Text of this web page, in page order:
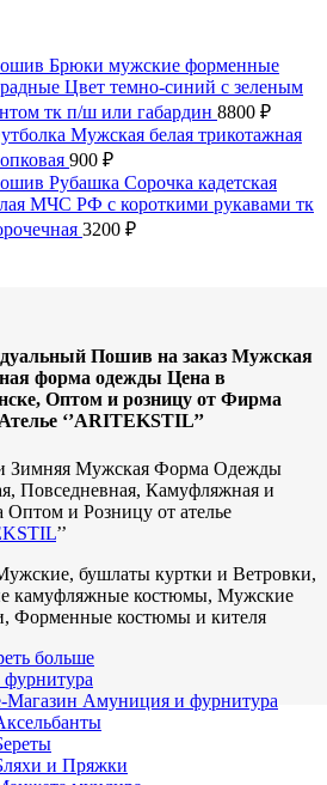
Брюки мужские форменные
Цвет темно-синий с зеленым
тк п/ш или габардин 8800 ₽
Мужская белая трикотажная
900 ₽
Рубашка Сорочка кадетская
МЧС РФ с короткими рукавами тк
3200 ₽
Пошив на заказ Мужская
форма одежды Цена в
Оптом и розницу от Фирма
‘’ARITEKSTIL’’
Зимняя Мужская Форма Одежды
Повседневная, Камуфляжная и
Оптом и Розницу от ателье
’’
бушлаты куртки и Ветровки,
камуфляжные костюмы, Мужские
Форменные костюмы и кителя
больше
Магазин Амуниция и фурнитура
и Пряжки